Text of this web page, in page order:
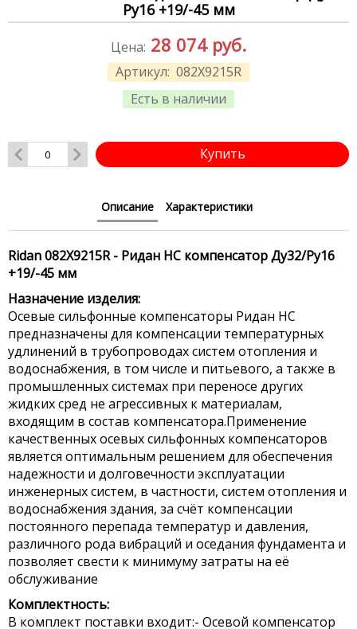
Ру16 +19/-45 мм
Артикул: 082X9215R
Есть в наличии
Цена: 28 074 руб.
Купить
Описание Характеристики
Ridan 082X9215R - Ридан НС компенсатор Ду32/Ру16
+19/-45 мм
Назначение изделия:
Осевые сильфонные компенсаторы Ридан НС
предназначены для компенсации температурных
удлинений в трубопроводах систем отопления и
водоснабжения, в том числе и питьевого, а также в
промышленных системах при переносе других
жидких сред не агрессивных к материалам,
входящим в состав компенсатора.Применение
качественных осевых сильфонных компенсаторов
является оптимальным решением для обеспечения
надежности и долговечности эксплуатации
инженерных систем, в частности, систем отопления и
водоснабжения здания, за счёт компенсации
постоянного перепада температур и давления,
различного рода вибраций и оседания фундамента и
позволяет свести к минимуму затраты на её
обслуживание
Комплектность:
В комплект поставки входит:- Осевой компенсатор